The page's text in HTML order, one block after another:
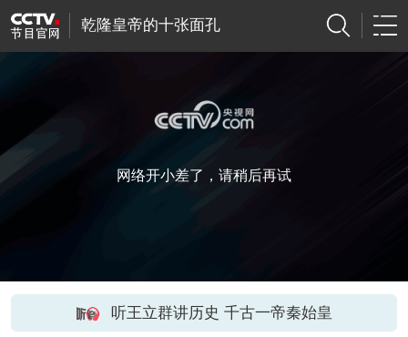
乾隆皇帝的十张面孔
网络开小差了，请稍后再试
听王立群讲历史 千古一帝秦始皇